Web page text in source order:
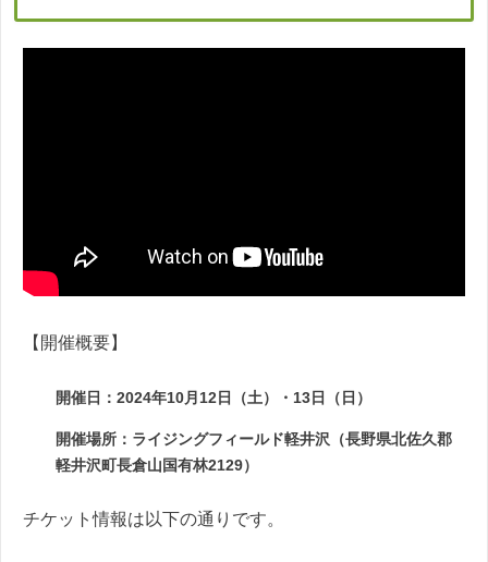
【開催概要】
開催日：2024年10月12日（土）・13日（日）
開催場所：ライジングフィールド軽井沢（長野県北佐久郡
軽井沢町長倉山国有林2129）
チケット情報は以下の通りです。